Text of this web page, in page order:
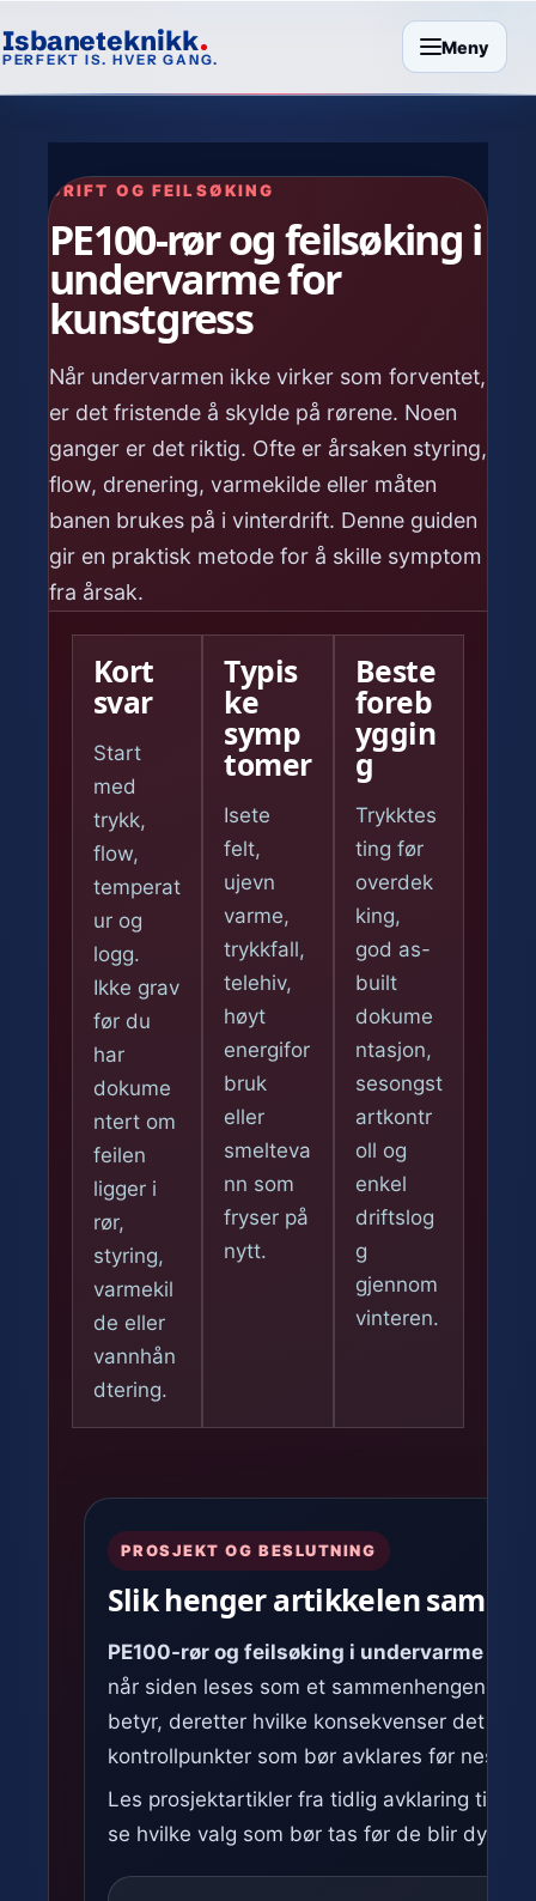
Isbaneteknikk
PERFEKT IS. HVER GANG.
Meny
DRIFT OG FEILSØKING
PE100-rør og feilsøking i
undervarme for
kunstgress
Når undervarmen ikke virker som forventet,
er det fristende å skylde på rørene. Noen
ganger er det riktig. Ofte er årsaken styring,
flow, drenering, varmekilde eller måten
banen brukes på i vinterdrift. Denne guiden
gir en praktisk metode for å skille symptom
fra årsak.
Kort
svar
Start
med
trykk,
flow,
temperat
ur og
logg.
Ikke grav
før du
har
dokume
ntert om
feilen
ligger i
rør,
styring,
varmekil
de eller
vannhån
dtering.
Typis
ke
symp
tomer
Isete
felt,
ujevn
varme,
trykkfall,
telehiv,
høyt
energifor
bruk
eller
smelteva
nn som
fryser på
nytt.
Beste
foreb
yggin
g
Trykktes
ting før
overdek
king,
god as-
built
dokume
ntasjon,
sesongst
artkontr
oll og
enkel
driftslog
g
gjennom
vinteren.
PROSJEKT OG BESLUTNING
Slik henger artikkelen
PE100-rør og feilsøking i undervarme for
når siden leses som et sammenhengende
betyr, deretter hvilke konsekvenser det får
kontrollpunkter som bør avklares før neste
Les prosjektartikler fra tidlig avklaring til
se hvilke valg som bør tas før de blir dyre å